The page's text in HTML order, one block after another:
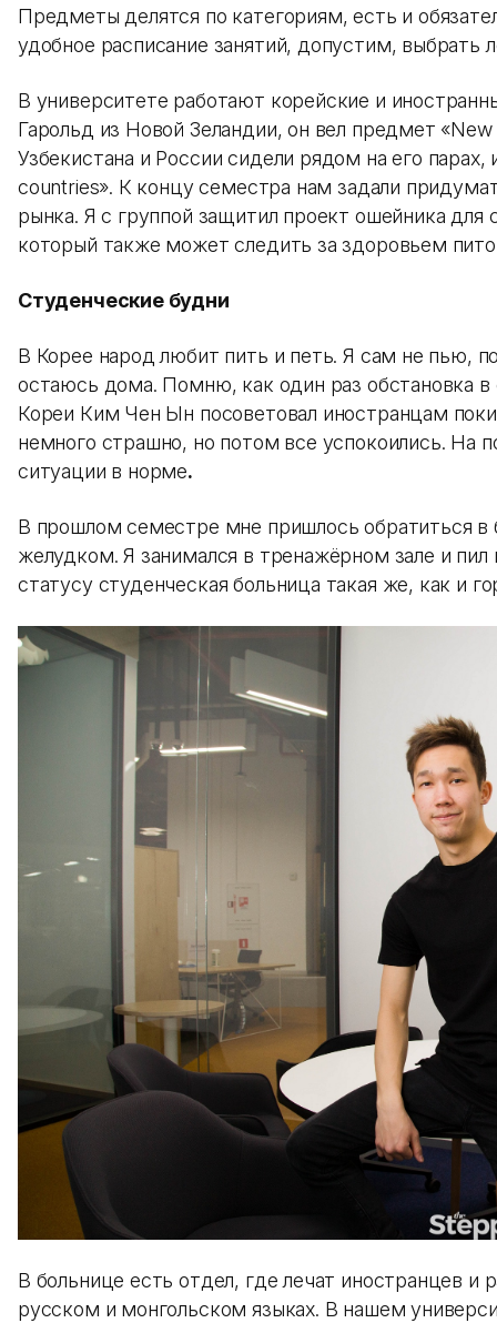
Предметы делятся по категориям, есть и
удобное расписание занятий, допустим, выбрать
В университете работают корейские и
Гарольд из Новой Зеландии, он вел предмет
Узбекистана и России сидели рядом на его
countries». К концу семестра нам задали
рынка. Я с группой защитил проект ошейника для
который также может следить за здоровьем
Студенческие будни
В Корее народ любит пить и петь. Я сам не пью,
остаюсь дома. Помню, как один раз обстановка в
Кореи Ким Чен Ын посоветовал иностранцам
немного страшно, но потом все успокоились. На
ситуации в норме.
В прошлом семестре мне пришлось обратиться в
желудком. Я занимался в тренажёрном зале и
статусу студенческая больница такая же, как и
В больнице есть отдел, где лечат иностранцев и
русском и монгольском языках. В нашем